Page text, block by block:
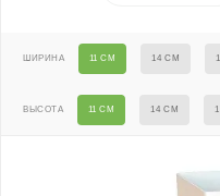
ШИРИНА 11 СМ 14 СМ
ВЫСОТА 11 СМ 14 СМ